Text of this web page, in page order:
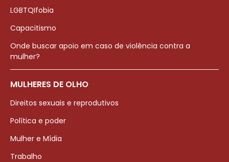
LGBTQIfobia
Capacitismo
Onde buscar apoio em caso de violência contra a
mulher?
MULHERES DE OLHO
Direitos sexuais e reprodutivos
Política e poder
Mulher e Mídia
Trabalho